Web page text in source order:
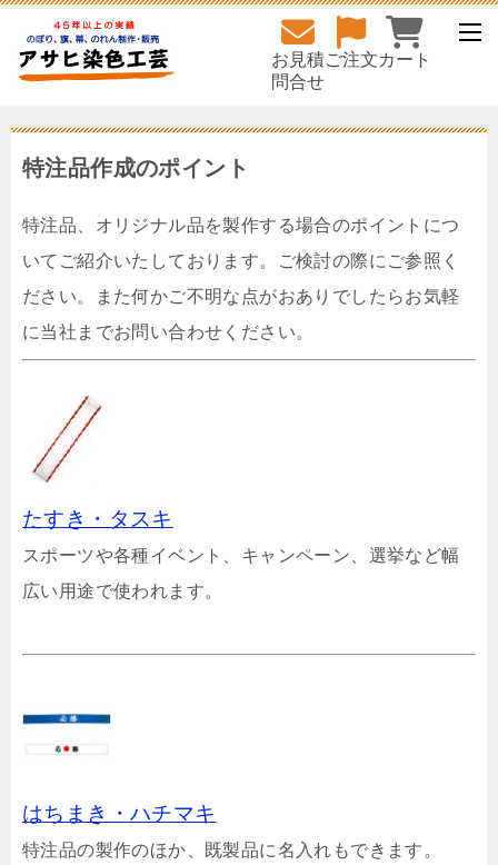
お見積
問合せ
ご注文カート
特注品作成のポイント
特注品、オリジナル品を製作する場合のポイントにつ
いてご紹介いたしております。ご検討の際にご参照く
ださい。また何かご不明な点がおありでしたらお気軽
に当社までお問い合わせください。
たすき・タスキ
スポーツや各種イベント、キャンペーン、選挙など幅
広い用途で使われます。
はちまき・ハチマキ
特注品の製作のほか、既製品に名入れもできます。